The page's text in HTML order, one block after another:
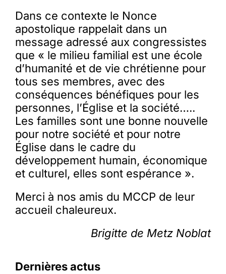
Dans ce contexte le Nonce
apostolique rappelait dans un
message adressé aux congressistes
que « le milieu familial est une école
d’humanité et de vie chrétienne pour
tous ses membres, avec des
conséquences bénéfiques pour les
personnes, l’Église et la société…..
Les familles sont une bonne nouvelle
pour notre société et pour notre
Église dans le cadre du
développement humain, économique
et culturel, elles sont espérance ».
Merci à nos amis du MCCP de leur
accueil chaleureux.
Brigitte de Metz Noblat
Dernières actus